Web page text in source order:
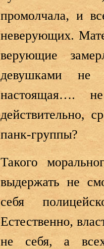
промолчала, и
неверующих.
верующие
девушками не
настоящая….
действительно,
панк-группы?
Такого
выдержать не
себя
Естественно,
не себя, а